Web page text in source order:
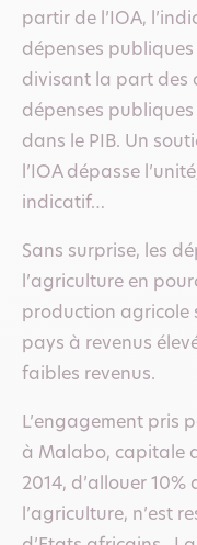
partir de l’IOA,
dépenses publiques
divisant la part des
dépenses
dans le PIB. Un
l’IOA dépasse
indicatif…
Sans surprise, les
l’agriculture en
production agricole
pays à revenus
faibles revenus.
L’engagement pris
à Malabo, capitale
2014, d’allouer
l’agriculture, n’est